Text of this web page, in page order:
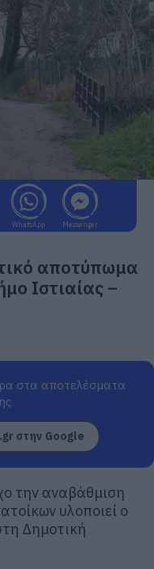
WhatsApp Messenger
αποτύπωμα
Ιστιαίας –
στα αποτελέσματα
στην Google
την αναβάθμιση
υλοποιεί ο
Δημοτική